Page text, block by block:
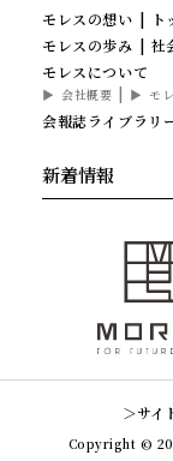
モレスの想い ト
モレスの歩み
社
モレスについて
会社概要 モ
会報誌ライブラリ
新着情報
サイ
Copyright ©